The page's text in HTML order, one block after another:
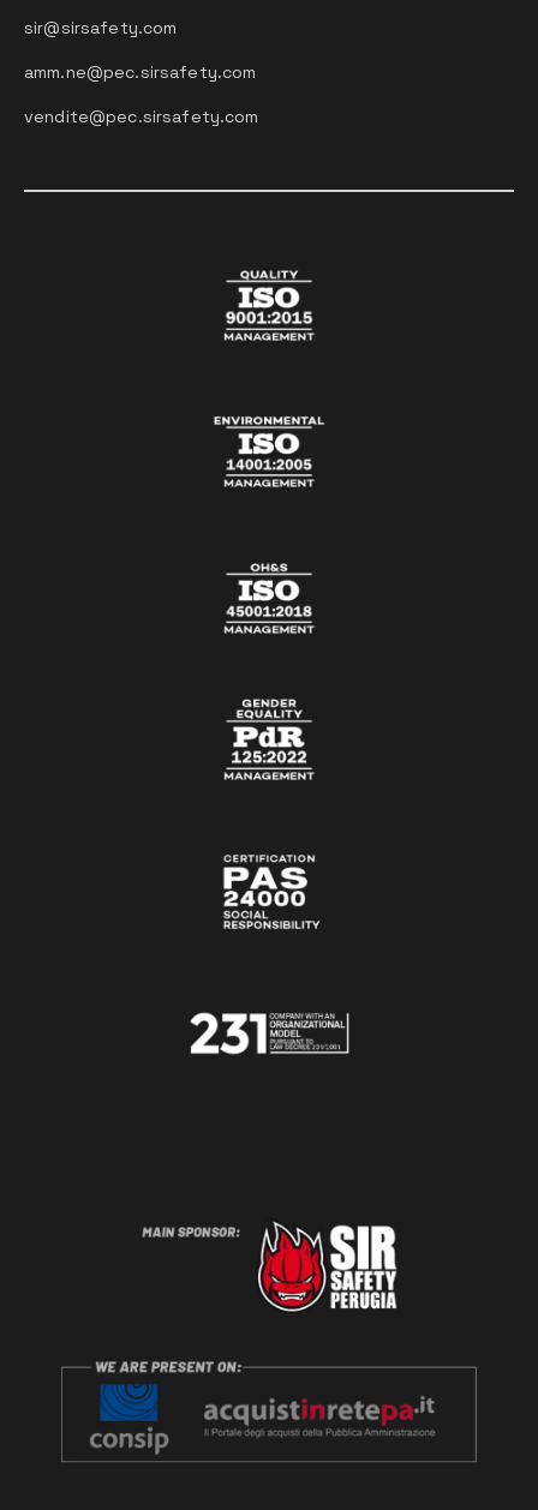
sir@sirsafety.com
amm.ne@pec.sirsafety.com
vendite@pec.sirsafety.com